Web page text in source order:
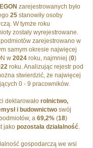
zarejestrowanych było
25 stanowiły osoby
W tymże roku
zostały wyrejestrowane.
zarejestrowano w
samym okresie najwięcej
w 2024 roku, najmniej (0)
roku. Analizując rejestr pod
stwierdzić, że najwięcej
0 - 9 pracowników.
deklarowało rolnictwo,
i budownictwo swój
a 69,2% (18)
jako pozostała działalność.
gospodarczą we wsi